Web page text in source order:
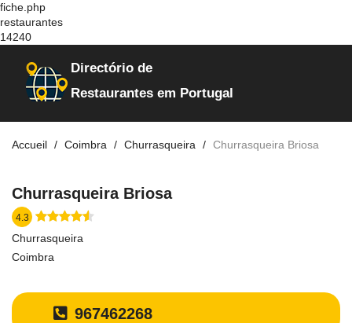
fiche.php
restaurantes
14240
Directório de
Restaurantes em Portugal
Accueil Coimbra Churrasqueira Churrasqueira Briosa
Churrasqueira Briosa
4.3
Churrasqueira
Coimbra
967462268